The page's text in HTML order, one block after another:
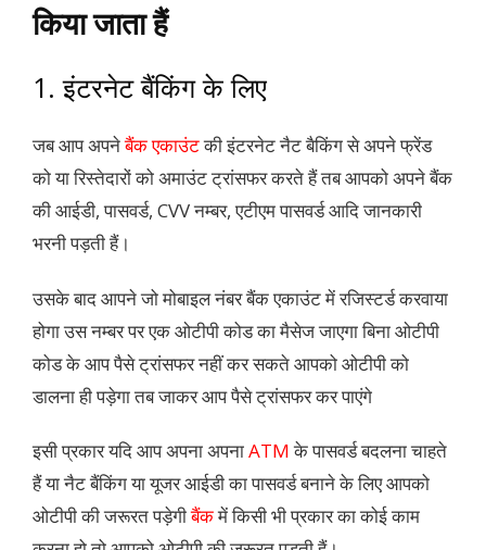
किया जाता हैं
1. इंटरनेट बैंकिंग के लिए
जब आप अपनेबैंक एकाउंटकी इंटरनेट नैट बैकिंग से अपने फ्रेंड
को या रिस्तेदारों को अमाउंट ट्रांसफर करते हैं तब आपको अपने बैंक
की आईडी, पासवर्ड, CVV नम्बर, एटीएम पासवर्ड आदि जानकारी
भरनी पड़ती हैं।
उसके बाद आपने जो मोबाइल नंबर बैंक एकाउंट में रजिस्टर्ड करवाया
होगा उस नम्बर पर एक ओटीपी कोड का मैसेज जाएगा बिना ओटीपी
कोड के आप पैसे ट्रांसफर नहीं कर सकते आपको ओटीपी को
डालना ही पड़ेगा तब जाकर आप पैसे ट्रांसफर कर पाएंगे
इसी प्रकार यदि आप अपना अपनाATMके पासवर्ड बदलना चाहते
हैं या नैट बैंकिंग या यूजर आईडी का पासवर्ड बनाने के लिए आपको
ओटीपी की जरूरत पड़ेगीबैंकमें किसी भी प्रकार का कोई काम